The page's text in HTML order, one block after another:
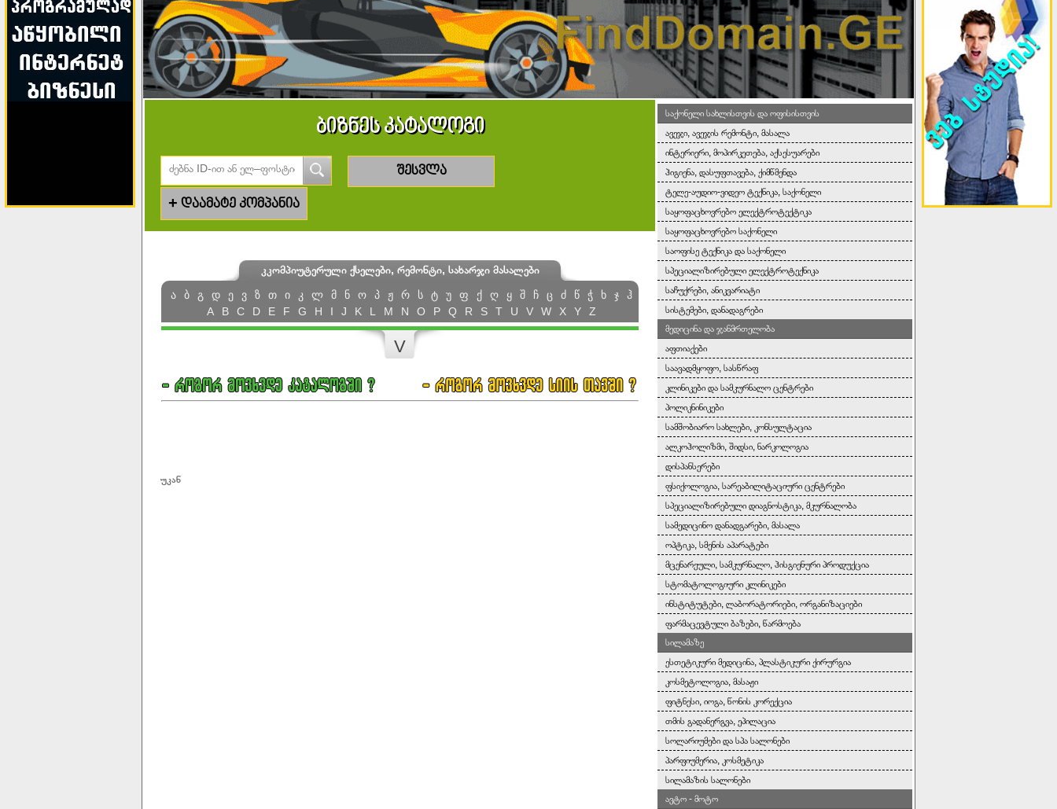
ბიზნეს კატალოგი
შესვლა
+ დაამატე კომპანია
კკომპიუტერული ქსელები, რემონტი, სახარჯი მასალები
ა
ბ გ დ ე ვ ზ თ ი კ ლ მ ნ ო პ ჟ რ ს ტ უ ფ ქ ღ ყ შ ჩ ც ძ წ ჭ ხ ჯ
ჰ
A
B C D E F G H I J K L M N O P Q R S T U V W X Y Z
V
უკან
საქონელი სახლისთვის და ოფისისთვის
ავეჯი, ავეჯის რემონტი, მასალა
ინტერიერი, მოპირკეთება, აქსესუარები
ჰიგიენა, დასუფთავება, ქიმწმენდა
ტელე-აუდიო-ვიდეო ტექნიკა, საქონელი
საყოფაცხოვრებო ელექტროტექტიკა
საყოფაცხოვრებო საქონელი
საოფისე ტექნიკა და საქონელი
სპეციალიზირებული ელექტროტექნიკა
საჩუქრები, ანიკვარიატი
სისტემები, დანადაგრები
მედიცინა და ჯანმრთელობა
აფთიაქები
საავადმყოფო, სასწრაფ
კლინიკები და სამკურნალო ცენტრები
პოლიკნინიკები
სამშობიარო სახლები, კონსულტაცია
ალკოჰოლიზმი, შიდსი, ნარკოლოგია
დისპანსერები
ფსიქოლოგია, სარეაბილიტაციური ცენტრები
სპეციალიზირებული დიაგნოსტიკა, მკურნალობა
სამედიცინო დანადგარები, მასალა
ოპტიკა, სმენის აპარატები
მცენარეული, სამკურნალო, ჰისგიენური პროდუქცია
სტომატოლოგიური კლინიკები
ინსტიტუტები, ლაბორატორიები, ორგანიზაციები
ფარმაცევტული ბაზები, წარმოება
სილამაზე
ესთეტიკური მედიცინა, პლასტიკური ქირურგია
კოსმეტოლოგია, მასაჟი
ფიტნესი, იოგა, წონის კორექცია
თმის გადანერგვა, ეპილაცია
სოლარიუმები და სპა სალონები
პარფიუმერია, კოსმეტიკა
სილამაზის სალონები
ავტო - მოტო